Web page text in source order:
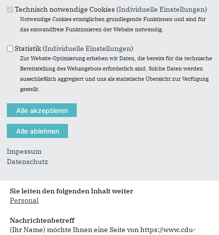
Das mit * gekennzeichnete Feld ist ein Pflichtfeld.
Eigene E-Mail-Adresse*
Eigener Name*
Senden an*
Sie leiten den folgenden Inhalt weiter
Personal
Nachrichtenbetreff
(Ihr Name) möchte Ihnen eine Seite von https://www.cdu-
Technisch notwendige Cookies (Individuelle Einstellungen)
Notwendige Cookies ermöglichen grundlegende Funktionen und sind für
das einwandfreie Funktionieren der Website notwendig.
Statistik (Individuelle Einstellungen)
Zur Website-Optimierung erheben wir Daten, die bereits für die technische
Bereitstellung des Webangebots erforderlich sind. Solche Daten werden
ausschließlich aggregiert und uns als statistische Übersicht zur Verfügung
gestellt.
Impessum
Datenschutz